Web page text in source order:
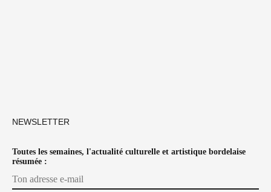
NEWSLETTER
Toutes les semaines, l'actualité culturelle et artistique bordelaise
résumée :